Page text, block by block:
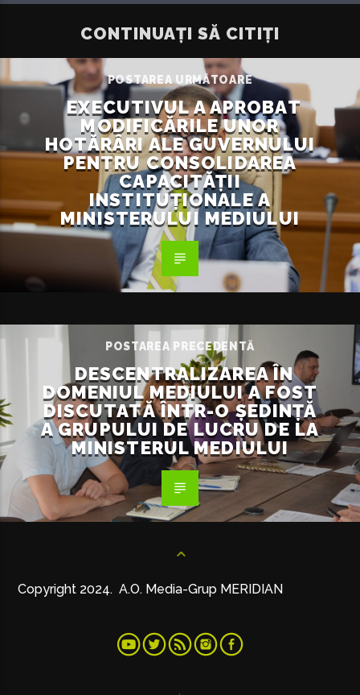
CONTINUAȚI SĂ CITIȚI
POSTAREA URMĂTOARE
EXECUTIVUL A APROBAT
MODIFICĂRILE UNOR
HOTĂRÂRI ALE GUVERNULUI
PENTRU CONSOLIDAREA
CAPACITĂȚII
INSTITUȚIONALE A
MINISTERULUI MEDIULUI
POSTAREA PRECEDENTĂ
DESCENTRALIZAREA ÎN
DOMENIUL MEDIULUI A FOST
DISCUTATĂ ÎNTR-O ȘEDINȚĂ
A GRUPULUI DE LUCRU DE LA
MINISTERUL MEDIULUI
Copyright 2024. A.O. Media-Grup MERIDIAN